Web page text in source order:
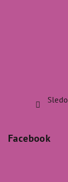
Facebook